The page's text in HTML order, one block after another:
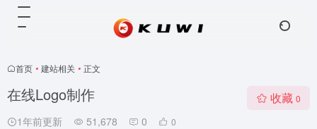
首页 • 建站相关 • 正文
在线Logo制作
1年前更新 51,678 0 0
收藏 0